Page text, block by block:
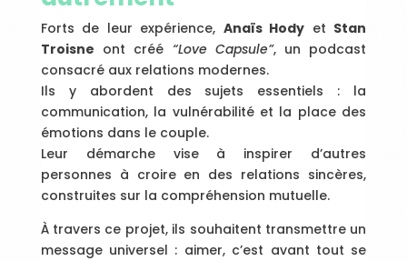
Forts de leur expérience, Anaïs Hody et Stan
Troisne ont créé “Love Capsule”, un podcast
consacré aux relations modernes.
Ils y abordent des sujets essentiels : la
communication, la vulnérabilité et la place des
émotions dans le couple.
Leur démarche vise à inspirer d’autres
personnes à croire en des relations sincères,
construites sur la compréhension mutuelle.
À travers ce projet, ils souhaitent transmettre un
message universel : aimer, c’est avant tout se